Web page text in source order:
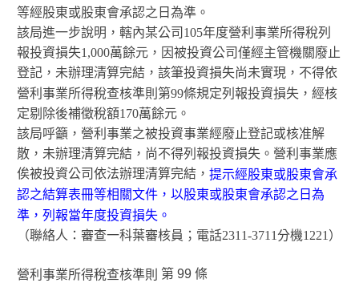
等經股東或股東會承認之日為準。
該局進一步說明，轄內某公司105年度營利事業所得稅列
報投資損失1,000萬餘元，因被投資公司僅經主管機關廢止
登記，未辦理清算完結，該筆投資損失尚未實現，不得依
營利事業所得稅查核準則第99條規定列報投資損失，經核
定剔除後補徵稅額170萬餘元。
該局呼籲，營利事業之被投資事業經廢止登記或核准解
散，未辦理清算完結，尚不得列報投資損失。營利事業應
俟被投資公司依法辦理清算完結，提示經股東或股東會承
認之結算表冊等相關文件，以股東或股東會承認之日為
準，列報當年度投資損失。
（聯絡人：審查一科葉審核員；電話2311-3711分機1221）
營利事業所得稅查核準則 第 99 條